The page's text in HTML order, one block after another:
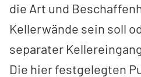
die Art und
Kellerwände sein soll
separater
Die hier festgelegten